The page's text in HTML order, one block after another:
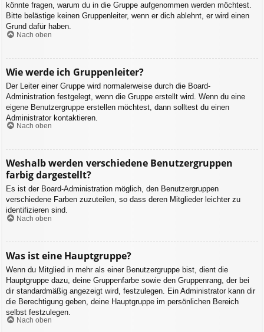
könnte fragen, warum du in die Gruppe aufgenommen werden möchtest.
Bitte belästige keinen Gruppenleiter, wenn er dich ablehnt, er wird einen
Grund dafür haben.
Nach oben
Wie werde ich Gruppenleiter?
Der Leiter einer Gruppe wird normalerweise durch die Board-
Administration festgelegt, wenn die Gruppe erstellt wird. Wenn du eine
eigene Benutzergruppe erstellen möchtest, dann solltest du einen
Administrator kontaktieren.
Nach oben
Weshalb werden verschiedene Benutzergruppen
farbig dargestellt?
Es ist der Board-Administration möglich, den Benutzergruppen
verschiedene Farben zuzuteilen, so dass deren Mitglieder leichter zu
identifizieren sind.
Nach oben
Was ist eine Hauptgruppe?
Wenn du Mitglied in mehr als einer Benutzergruppe bist, dient die
Hauptgruppe dazu, deine Gruppenfarbe sowie den Gruppenrang, der bei
dir standardmäßig angezeigt wird, festzulegen. Ein Administrator kann dir
die Berechtigung geben, deine Hauptgruppe im persönlichen Bereich
selbst festzulegen.
Nach oben